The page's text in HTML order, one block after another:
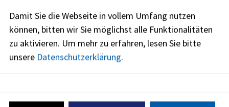
Rathauses Kfz-Zulassungsangelegenheiten durchführen.
Beispielsweise Zulassung von Kraftfahrzeugen, Berichtigung
der Fahrzeugpapiere, Fahrzeugabmeldung,
Wiederinbetriebnahme usw.
Rathausplatz 1
Damit Sie die Webseite in vollem Umfang nutzen
können, bitten wir Sie möglichst alle Funktionalitäten
zu aktivieren. Um mehr zu erfahren, lesen Sie bitte
unsere Datenschutzerklärung.